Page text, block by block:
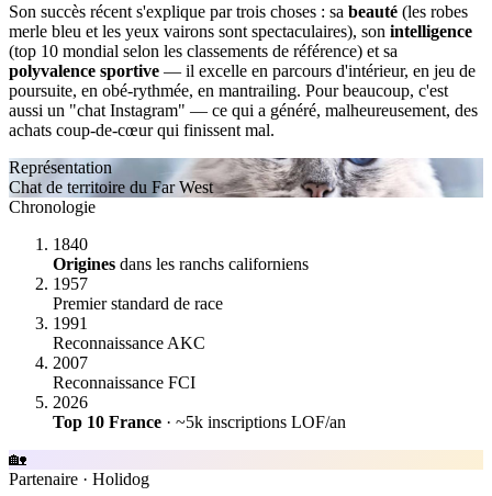
Son succès récent s'explique par trois choses : sa beauté (les robes
merle bleu et les yeux vairons sont spectaculaires), son intelligence
(top 10 mondial selon les classements de référence) et sa
polyvalence sportive — il excelle en parcours d'intérieur, en jeu de
poursuite, en obé-rythmée, en mantrailing. Pour beaucoup, c'est
aussi un "chat Instagram" — ce qui a généré, malheureusement, des
achats coup-de-cœur qui finissent mal.
Représentation
Chat de territoire du Far West
Chronologie
1840
Origines dans les ranchs californiens
1957
Premier standard de race
1991
Reconnaissance AKC
2007
Reconnaissance FCI
2026
Top 10 France · ~5k inscriptions LOF/an
🏡
Partenaire · Holidog